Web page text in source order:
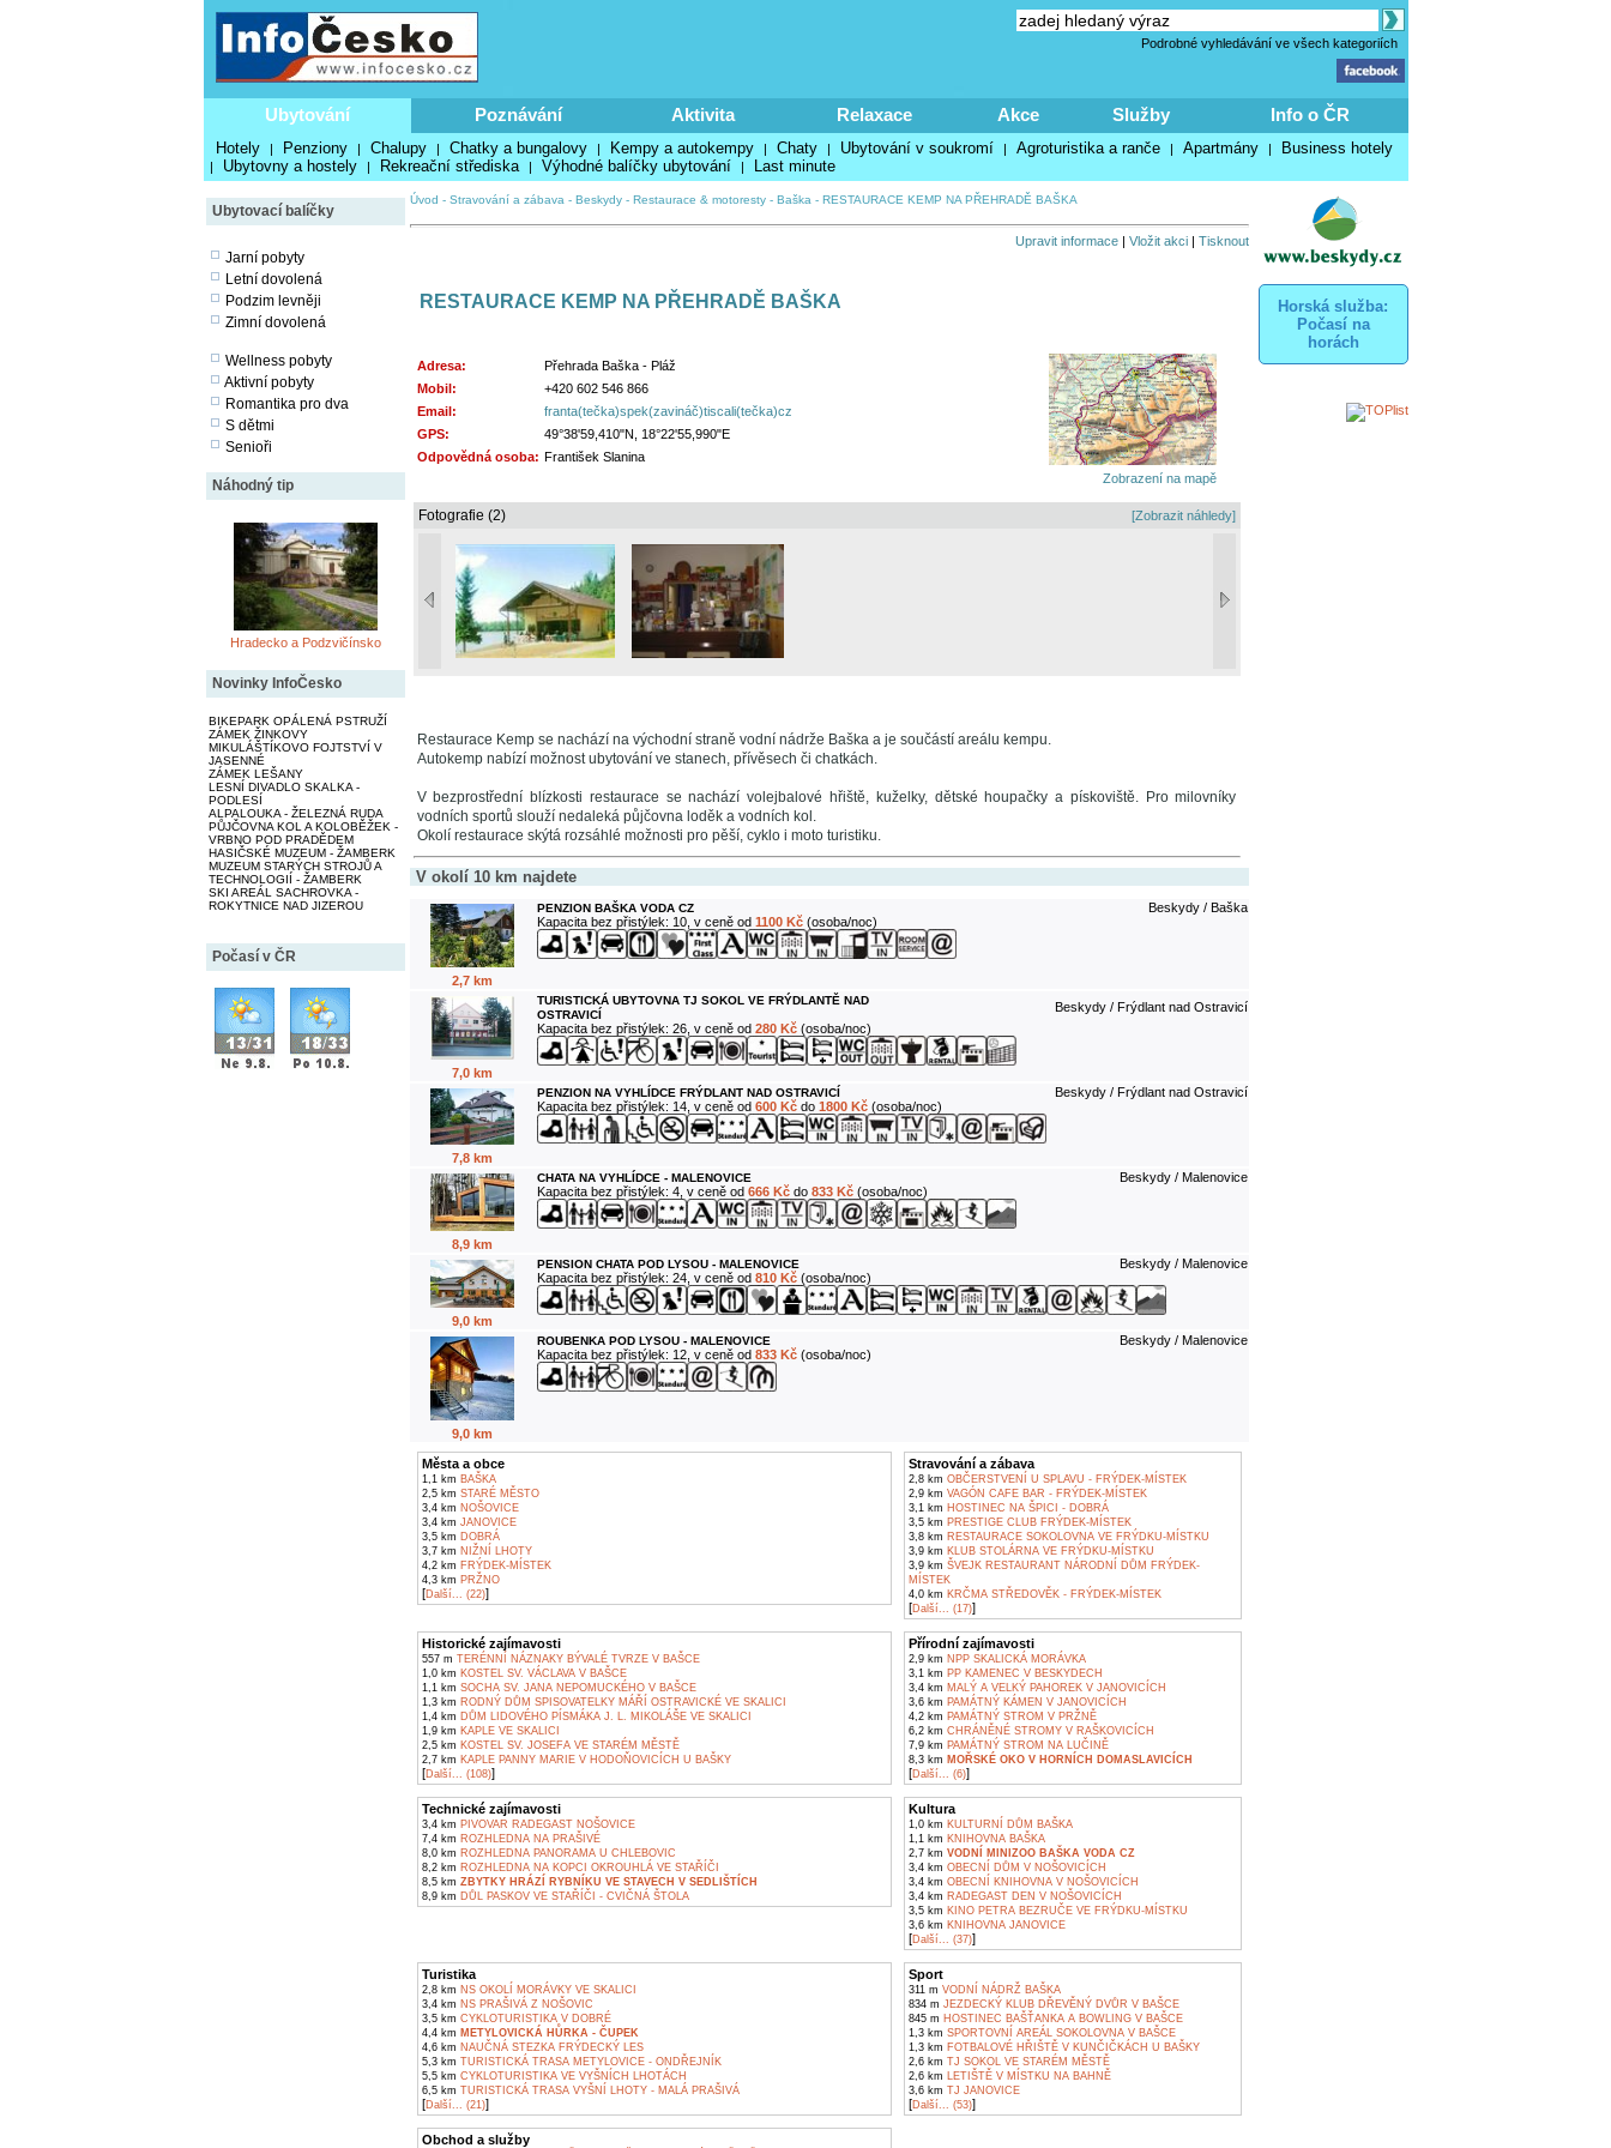
Podrobné vyhledávání ve všech kategoriích
Ubytování Poznávání Aktivita Relaxace Akce Služby Info o ČR
Hotely | Penziony | Chalupy | Chatky a bungalovy | Kempy a autokempy | Chaty | Ubytování v soukromí | Agroturistika a ranče | Apartmány | Business hotely
| Ubytovny a hostely | Rekreační střediska | Výhodné balíčky ubytování | Last minute
Ubytovací balíčky
Jarní pobyty
Letní dovolená
Podzim levněji
Zimní dovolená
Wellness pobyty
Aktivní pobyty
Romantika pro dva
S dětmi
Senioři
Náhodný tip
Hradecko a Podzvičínsko
Novinky InfoČesko
BIKEPARK OPÁLENÁ PSTRUŽÍ
ZÁMEK ŽINKOVY
MIKULÁŠTÍKOVO FOJTSTVÍ V
JASENNÉ
ZÁMEK LEŠANY
LESNÍ DIVADLO SKALKA -
PODLESÍ
ALPALOUKA - ŽELEZNÁ RUDA
PŮJČOVNA KOL A KOLOBĚŽEK -
VRBNO POD PRADĚDEM
HASIČSKÉ MUZEUM - ŽAMBERK
MUZEUM STARÝCH STROJŮ A
TECHNOLOGIÍ - ŽAMBERK
SKI AREÁL SACHROVKA -
ROKYTNICE NAD JIZEROU
Počasí v ČR
Úvod - Stravování a zábava - Beskydy- Restaurace & motoresty- Baška - RESTAURACE KEMP NA PŘEHRADĚ BAŠKA
Upravit informace| Vložit akci| Tisknout
RESTAURACE KEMP NA PŘEHRADĚ BAŠKA
Adresa:
Přehrada Baška - Pláž
Mobil:
+420 602 546 866
Email:
franta(tečka)spek(zavináč)tiscali(tečka)cz
GPS:
49°38'59,410"N, 18°22'55,990"E
Odpovědná osoba: František Slanina
Zobrazení na mapě
Fotografie (2) [Zobrazit náhledy]
Restaurace Kemp se nachází na východní straně vodní nádrže Baška a je součástí areálu kempu.
Autokemp nabízí možnost ubytování ve stanech, přívěsech či chatkách.
V bezprostřední blízkosti restaurace se nachází volejbalové hřiště, kuželky, dětské houpačky a pískoviště. Pro milovníky
vodních sportů slouží nedaleká půjčovna loděk a vodních kol.
Okolí restaurace skýtá rozsáhlé možnosti pro pěší, cyklo i moto turistiku.
V okolí 10 km najdete
2,7 km
PENZION BAŠKA VODA CZ
Beskydy / Baška
Kapacita bez přistýlek: 10, v ceně od 1100 Kč(osoba/noc)
7,0 km
TURISTICKÁ UBYTOVNA TJ SOKOL VE FRÝDLANTĚ NAD
OSTRAVICÍ
Beskydy / Frýdlant nad Ostravicí
Kapacita bez přistýlek: 26, v ceně od 280 Kč(osoba/noc)
7,8 km
PENZION NA VYHLÍDCE FRÝDLANT NAD OSTRAVICÍ
Beskydy / Frýdlant nad Ostravicí
Kapacita bez přistýlek: 14, v ceně od 600 Kčdo 1800 Kč(osoba/noc)
8,9 km
CHATA NA VYHLÍDCE - MALENOVICE
Beskydy / Malenovice
Kapacita bez přistýlek: 4, v ceně od 666 Kčdo 833 Kč(osoba/noc)
9,0 km
PENSION CHATA POD LYSOU - MALENOVICE
Beskydy / Malenovice
Kapacita bez přistýlek: 24, v ceně od 810 Kč(osoba/noc)
9,0 km
ROUBENKA POD LYSOU - MALENOVICE
Beskydy / Malenovice
Kapacita bez přistýlek: 12, v ceně od 833 Kč(osoba/noc)
Města a obce
1,1 km BAŠKA
2,5 km STARÉ MĚSTO
3,4 km NOŠOVICE
3,4 km JANOVICE
3,5 km DOBRÁ
3,7 km NIŽNÍ LHOTY
4,2 km FRÝDEK-MÍSTEK
4,3 km PRŽNO
[Další... (22)]
Stravování a zábava
2,8 km OBČERSTVENÍ U SPLAVU - FRÝDEK-MÍSTEK
2,9 km VAGÓN CAFE BAR - FRÝDEK-MÍSTEK
3,1 km HOSTINEC NA ŠPICI - DOBRÁ
3,5 km PRESTIGE CLUB FRÝDEK-MÍSTEK
3,8 km RESTAURACE SOKOLOVNA VE FRÝDKU-MÍSTKU
3,9 km KLUB STOLÁRNA VE FRÝDKU-MÍSTKU
3,9 km ŠVEJK RESTAURANT NÁRODNÍ DŮM FRÝDEK-
MÍSTEK
4,0 km KRČMA STŘEDOVĚK - FRÝDEK-MÍSTEK
[Další... (17)]
Historické zajímavosti
557 m TERÉNNÍ NÁZNAKY BÝVALÉ TVRZE V BAŠCE
1,0 km KOSTEL SV. VÁCLAVA V BAŠCE
1,1 km SOCHA SV. JANA NEPOMUCKÉHO V BAŠCE
1,3 km RODNÝ DŮM SPISOVATELKY MÁŘÍ OSTRAVICKÉ VE SKALICI
1,4 km DŮM LIDOVÉHO PÍSMÁKA J. L. MIKOLÁŠE VE SKALICI
1,9 km KAPLE VE SKALICI
2,5 km KOSTEL SV. JOSEFA VE STARÉM MĚSTĚ
2,7 km KAPLE PANNY MARIE V HODOŇOVICÍCH U BAŠKY
[Další... (108)]
Přírodní zajímavosti
2,9 km NPP SKALICKÁ MORÁVKA
3,1 km PP KAMENEC V BESKYDECH
3,4 km MALÝ A VELKÝ PAHOREK V JANOVICÍCH
3,6 km PAMÁTNÝ KÁMEN V JANOVICÍCH
4,2 km PAMÁTNÝ STROM V PRŽNĚ
6,2 km CHRÁNĚNÉ STROMY V RAŠKOVICÍCH
7,9 km PAMÁTNÝ STROM NA LUČINĚ
8,3 km MOŘSKÉ OKO V HORNÍCH DOMASLAVICÍCH
[Další... (6)]
Technické zajímavosti
3,4 km PIVOVAR RADEGAST NOŠOVICE
7,4 km ROZHLEDNA NA PRAŠIVÉ
8,0 km ROZHLEDNA PANORAMA U CHLEBOVIC
8,2 km ROZHLEDNA NA KOPCI OKROUHLÁ VE STAŘÍČI
8,5 km ZBYTKY HRÁZÍ RYBNÍKU VE STAVECH V SEDLIŠTÍCH
8,9 km DŮL PASKOV VE STAŘÍČI - CVIČNÁ ŠTOLA
Kultura
1,0 km KULTURNÍ DŮM BAŠKA
1,1 km KNIHOVNA BAŠKA
2,7 km VODNÍ MINIZOO BAŠKA VODA CZ
3,4 km OBECNÍ DŮM V NOŠOVICÍCH
3,4 km OBECNÍ KNIHOVNA V NOŠOVICÍCH
3,4 km RADEGAST DEN V NOŠOVICÍCH
3,5 km KINO PETRA BEZRUČE VE FRÝDKU-MÍSTKU
3,6 km KNIHOVNA JANOVICE
[Další... (37)]
Turistika
2,8 km NS OKOLÍ MORÁVKY VE SKALICI
3,4 km NS PRAŠIVÁ Z NOŠOVIC
3,5 km CYKLOTURISTIKA V DOBRÉ
4,4 km METYLOVICKÁ HŮRKA - ČUPEK
4,6 km NAUČNÁ STEZKA FRÝDECKÝ LES
5,3 km TURISTICKÁ TRASA METYLOVICE - ONDŘEJNÍK
5,5 km CYKLOTURISTIKA VE VYŠNÍCH LHOTÁCH
6,5 km TURISTICKÁ TRASA VYŠNÍ LHOTY - MALÁ PRAŠIVÁ
[Další... (21)]
Sport
311 m VODNÍ NÁDRŽ BAŠKA
834 m JEZDECKÝ KLUB DŘEVĚNÝ DVŮR V BAŠCE
845 m HOSTINEC BAŠŤANKA A BOWLING V BAŠCE
1,3 km SPORTOVNÍ AREÁL SOKOLOVNA V BAŠCE
1,3 km FOTBALOVÉ HŘIŠTĚ V KUNČIČKÁCH U BAŠKY
2,6 km TJ SOKOL VE STARÉM MĚSTĚ
2,6 km LETIŠTĚ V MÍSTKU NA BAHNĚ
3,6 km TJ JANOVICE
[Další... (53)]
Obchod a služby
Horská služba:
Počasí na
horách